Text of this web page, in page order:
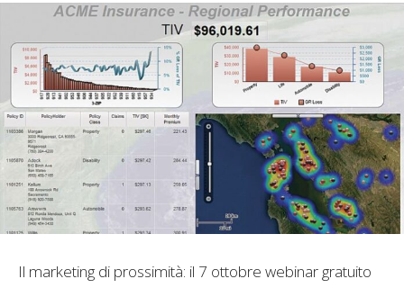
Il marketing di prossimità: il 7 ottobre webinar gratuito